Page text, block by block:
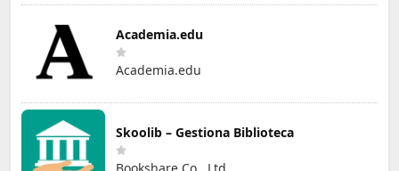
Academia.edu
Academia.edu
Skoolib – Gestiona Biblioteca